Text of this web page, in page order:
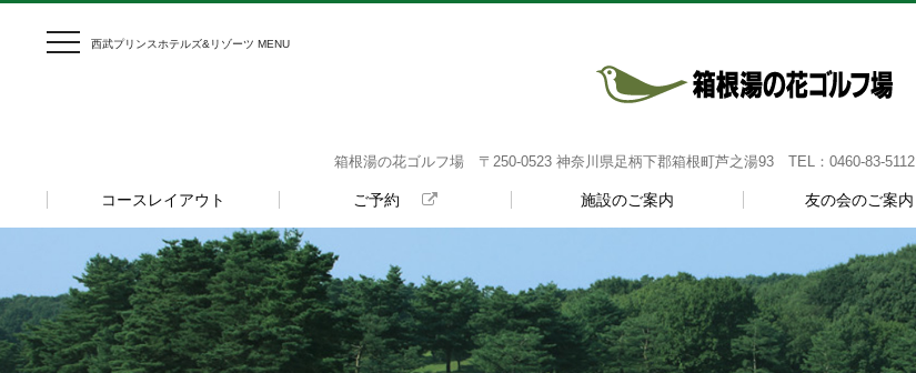
西武プリンスホテルズ&リゾーツ MENU
箱根湯の花ゴルフ場 〒250-0523 神奈川県足柄下郡箱根町芦之湯93 TEL：0460-83-5112
コースレイアウト ご予約 施設のご案内 友の会のご案内